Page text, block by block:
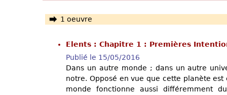
1 oeuvre
Elents : Chapitre 1 : Premières
Publié le 15/05/2016
Dans un autre monde ; dans un autre
notre. Opposé en vue que cette planète
monde fonctionne aussi différemment